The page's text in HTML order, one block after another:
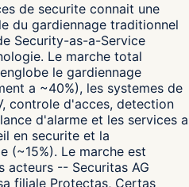
de securite connait une
du gardiennage traditionnel
Security-as-a-Service
Le marche total
le gardiennage
a ~40%), les systemes de
controle d'acces, detection
d'alarme et les services a
en securite et la
(~15%). Le marche est
acteurs -- Securitas AG
filiale Protectas, Certas